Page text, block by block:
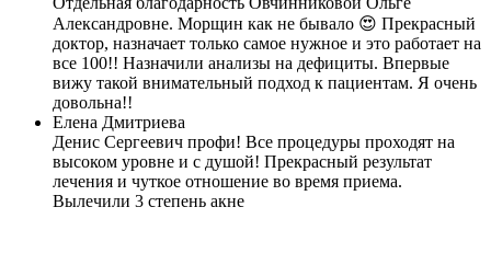
Александровне. Морщин как не бывало 😍 Прекрасный
доктор, назначает только самое нужное и это работает на
все 100!! Назначили анализы на дефициты. Впервые
вижу такой внимательный подход к пациентам. Я очень
довольна!!
Елена Дмитриева
Денис Сергеевич профи! Все процедуры проходят на
высоком уровне и с душой! Прекрасный результат
лечения и чуткое отношение во время приема.
Вылечили 3 степень акне